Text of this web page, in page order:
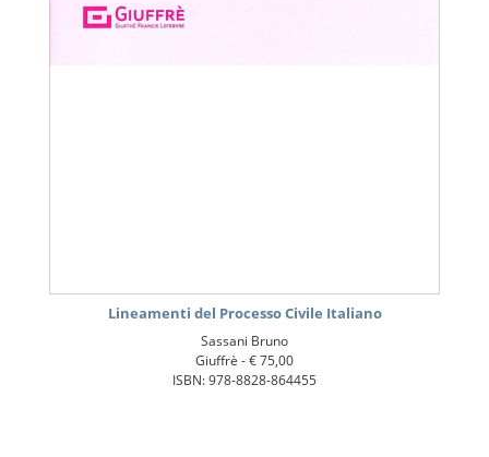
Lineamenti del Processo Civile Italiano
Sassani Bruno
Giuffrè -€ 75,00
ISBN: 978-8828-864455